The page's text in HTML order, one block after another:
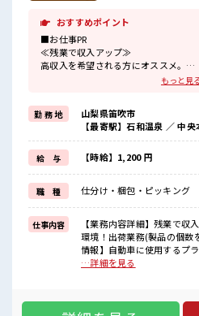
おすすめポイント
■お仕事PR
≪残業で収入アップ≫
高収入を希望される方にオススメ。
残業は月20時間以上あります♪
明るすぎたり奇抜でなければ基本的に
(規定有)≪機能的な制服アリ≫
制服があるので、
毎日の服装の悩み解消♪
≪未経験の方も大カンゲイ≫
新しいことにチャレンジするのは不安
しっかり働く環境が整っています！
イチからスキルUP・ステップUP目指
≪自分に合った期間で働ける≫
福利厚生が整った派遣のお仕事です！
■職場の雰囲気
派手すぎなければ多少のヘアカラー
ここから経験積んでいきましょ！
もっと見
勤 務 地
山梨県笛吹市
【最寄駅】石和温泉 ／ 中央
給 与 【時給】1,200 円
職 種 仕分け・梱包・ピッキング
仕事内容
【業務内容詳細】残業で収
環境！出荷業務(製品の個数
情報】自動車に使用するプラスチック
で収入アップ≫ 高収入を希
服アリ≫ 制服があるので、
…詳細を見る